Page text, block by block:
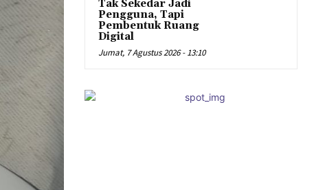
Tak Sekedar Jadi
Pengguna, Tapi
Pembentuk Ruang
Digital
Jumat, 7 Agustus 2026 - 13:10